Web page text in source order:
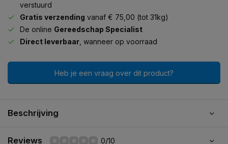
verstuurd
Gratis verzending vanaf € 75,00 (tot 31kg)
De online Gereedschap Specialist
Direct leverbaar , wanneer op voorraad
Heb je een vraag over dit product?
Beschrijving
Reviews 0/10